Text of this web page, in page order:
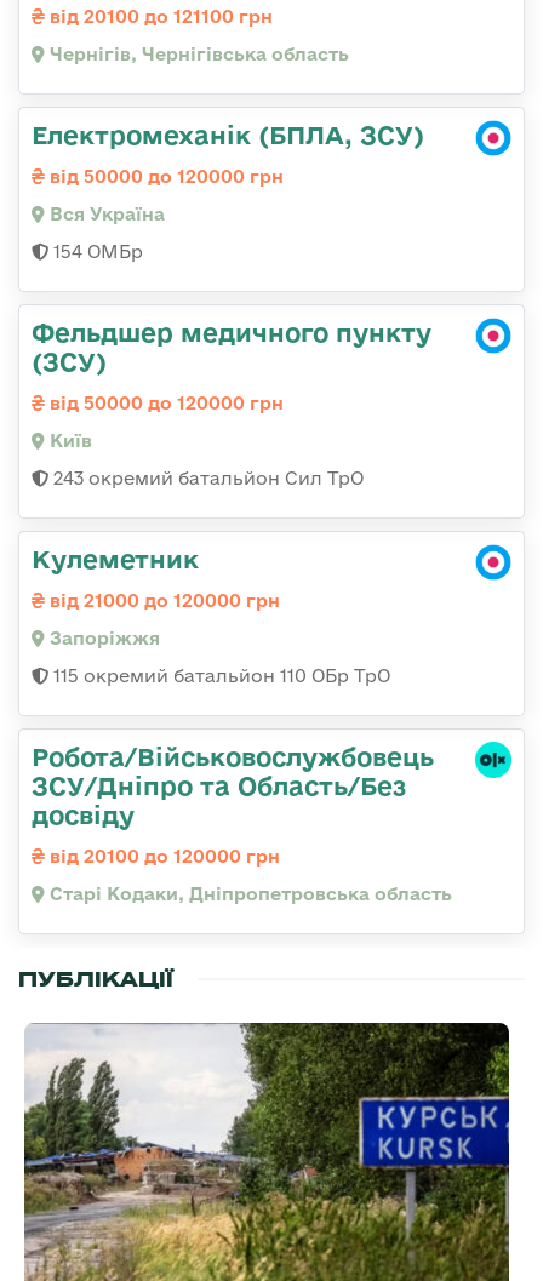
від 20100 до 121100 грн
Чернігів, Чернігівська область
Електромеханік (БПЛА, ЗСУ)
від 50000 до 120000 грн
Вся Україна
154 ОМБр
Фельдшер медичного пункту
(ЗСУ)
від 50000 до 120000 грн
Київ
243 окремий батальйон Сил ТрО
Кулеметник
від 21000 до 120000 грн
Запоріжжя
115 окремий батальйон 110 ОБр ТрО
Робота/Військовослужбовець
ЗСУ/Дніпро та Область/Без
досвіду
від 20100 до 120000 грн
Старі Кодаки, Дніпропетровська область
ПУБЛІКАЦІЇ